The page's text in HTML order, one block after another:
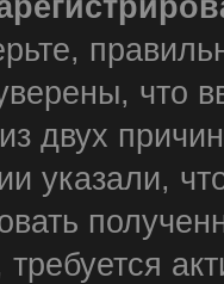
что
двух
указали,
требуется